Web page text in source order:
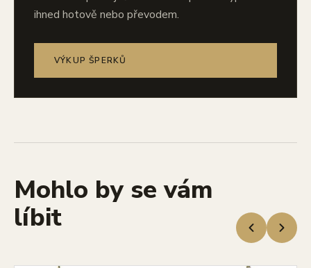
ihned hotově nebo převodem.
VÝKUP ŠPERKŮ
Mohlo by se vám
líbit